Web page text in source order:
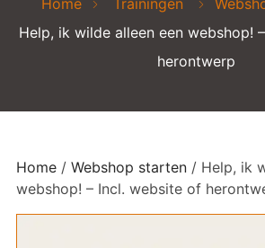
Home Trainingen
Help, ik wilde alleen een webshop!
herontwerp
Home / Webshop starten / Help, ik
webshop! – Incl. website of